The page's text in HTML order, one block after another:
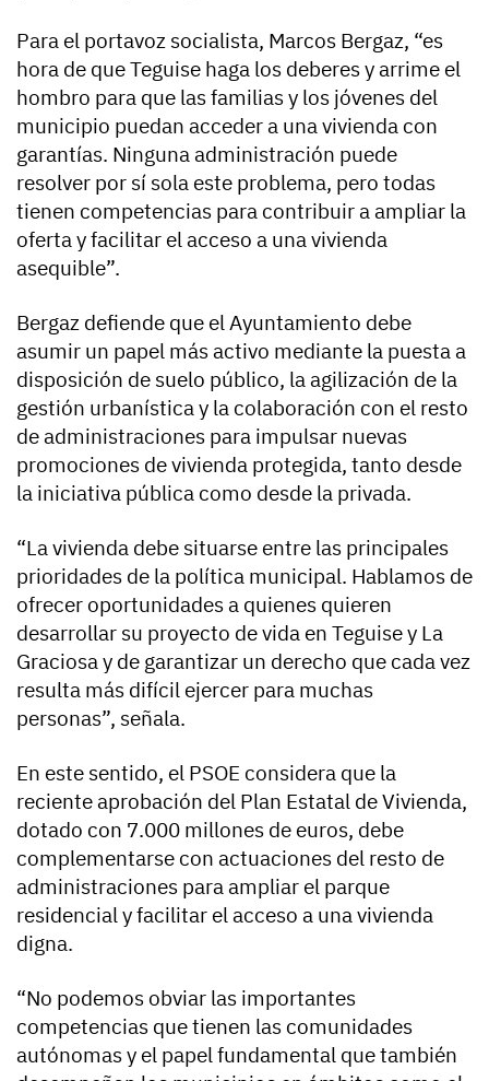
Para el portavoz socialista, Marcos Bergaz, “es
hora de que Teguise haga los deberes y arrime el
hombro para que las familias y los jóvenes del
municipio puedan acceder a una vivienda con
garantías. Ninguna administración puede
resolver por sí sola este problema, pero todas
tienen competencias para contribuir a ampliar la
oferta y facilitar el acceso a una vivienda
asequible”.
Bergaz defiende que el Ayuntamiento debe
asumir un papel más activo mediante la puesta a
disposición de suelo público, la agilización de la
gestión urbanística y la colaboración con el resto
de administraciones para impulsar nuevas
promociones de vivienda protegida, tanto desde
la iniciativa pública como desde la privada.
“La vivienda debe situarse entre las principales
prioridades de la política municipal. Hablamos de
ofrecer oportunidades a quienes quieren
desarrollar su proyecto de vida en Teguise y La
Graciosa y de garantizar un derecho que cada vez
resulta más difícil ejercer para muchas
personas”, señala.
En este sentido, el PSOE considera que la
reciente aprobación del Plan Estatal de Vivienda,
dotado con 7.000 millones de euros, debe
complementarse con actuaciones del resto de
administraciones para ampliar el parque
residencial y facilitar el acceso a una vivienda
digna.
“No podemos obviar las importantes
competencias que tienen las comunidades
autónomas y el papel fundamental que también